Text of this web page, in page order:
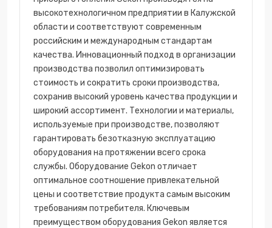
высокотехнологичном предприятии в Калужской
области и соответствуют современным
российским и международным стандартам
качества. Инновационный подход в организации
производства позволил оптимизировать
стоимость и сократить сроки производства,
сохранив высокий уровень качества продукции и
широкий ассортимент. Технологии и материалы,
используемые при производстве, позволяют
гарантировать безотказную эксплуатацию
оборудования на протяжении всего срока
службы. Оборудование Gekon отличает
оптимальное соотношение привлекательной
цены и соответствие продукта самым высоким
требованиям потребителя. Ключевым
преимуществом оборудования Gekon является